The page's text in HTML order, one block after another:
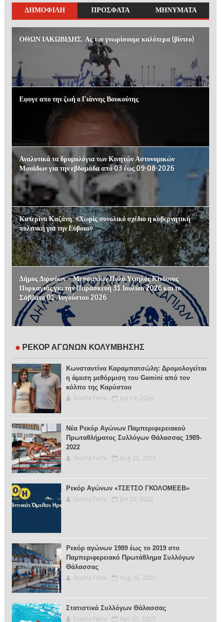
ΔΗΜΟΦΙΛΗ ΠΡΟΣΦΑΤΑ ΜΗΝΥΜΑΤΑ
ΟΘΩΝ ΙΑΚΩΒΙΔΗΣ. Ας τον γνωρίσουμε καλύτερα (βίντεο)
Εφυγε απο την ζωή ο Γιάννης Βουκούτης
Αναλυτικά τα δρομολόγια των Κινητών Αστυνομικών
Μονάδων για την εβδομάδα από 03 έως 09-08-2026
Κατερίνα Καζάνη: «Χωρίς συνολικό σχέδιο η κυβερνητική
πολιτική για την Εύβοια»
Δήμος Διρφύων – Μεσσαπίων Πολύ Υψηλός Κίνδυνος
Πυρκαγιάς για την Παρασκευή 31 Ιουλίου 2026 και το
Σάββατο 01 Αυγούστου 2026
ΡΕΚΟΡ ΑΓΩΝΩΝ ΚΟΛΥΜΒΗΣΗΣ
Κωνσταντίνα Καραμπατσώλη: Δρομολογείται
η άμεση μεθόρμιση του Gemini από τον
κόλπο της Καρύστου
Sourta Ferta Jun 19, 2026
Νέα Ρεκόρ Αγώνων Παμπεριφερειακού
Πρωταθλήματος Συλλόγων Θάλασσας 1989-
2022
Sourta Ferta Aug 23, 2023
Ρεκόρ Αγώνων «ΤΣΕΤΣΟ ΓΚΟΛΟΜΕΕΒ»
Sourta Ferta Jun 03, 2022
Ρεκόρ αγώνων 1989 έως το 2019 στο
Παμπεριφερειακό Πρωτάθλημα Συλλόγων
Θάλασσας
Sourta Ferta Aug 25, 2020
Στατιστικά Συλλόγων Θάλασσας
Sourta Ferta Apr 03, 2020